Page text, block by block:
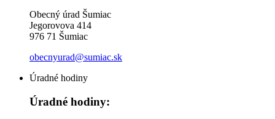
Obecný úrad Šumiac
Jegorovova 414
976 71 Šumiac
obecnyurad@sumiac.sk
Úradné hodiny
Úradné hodiny: